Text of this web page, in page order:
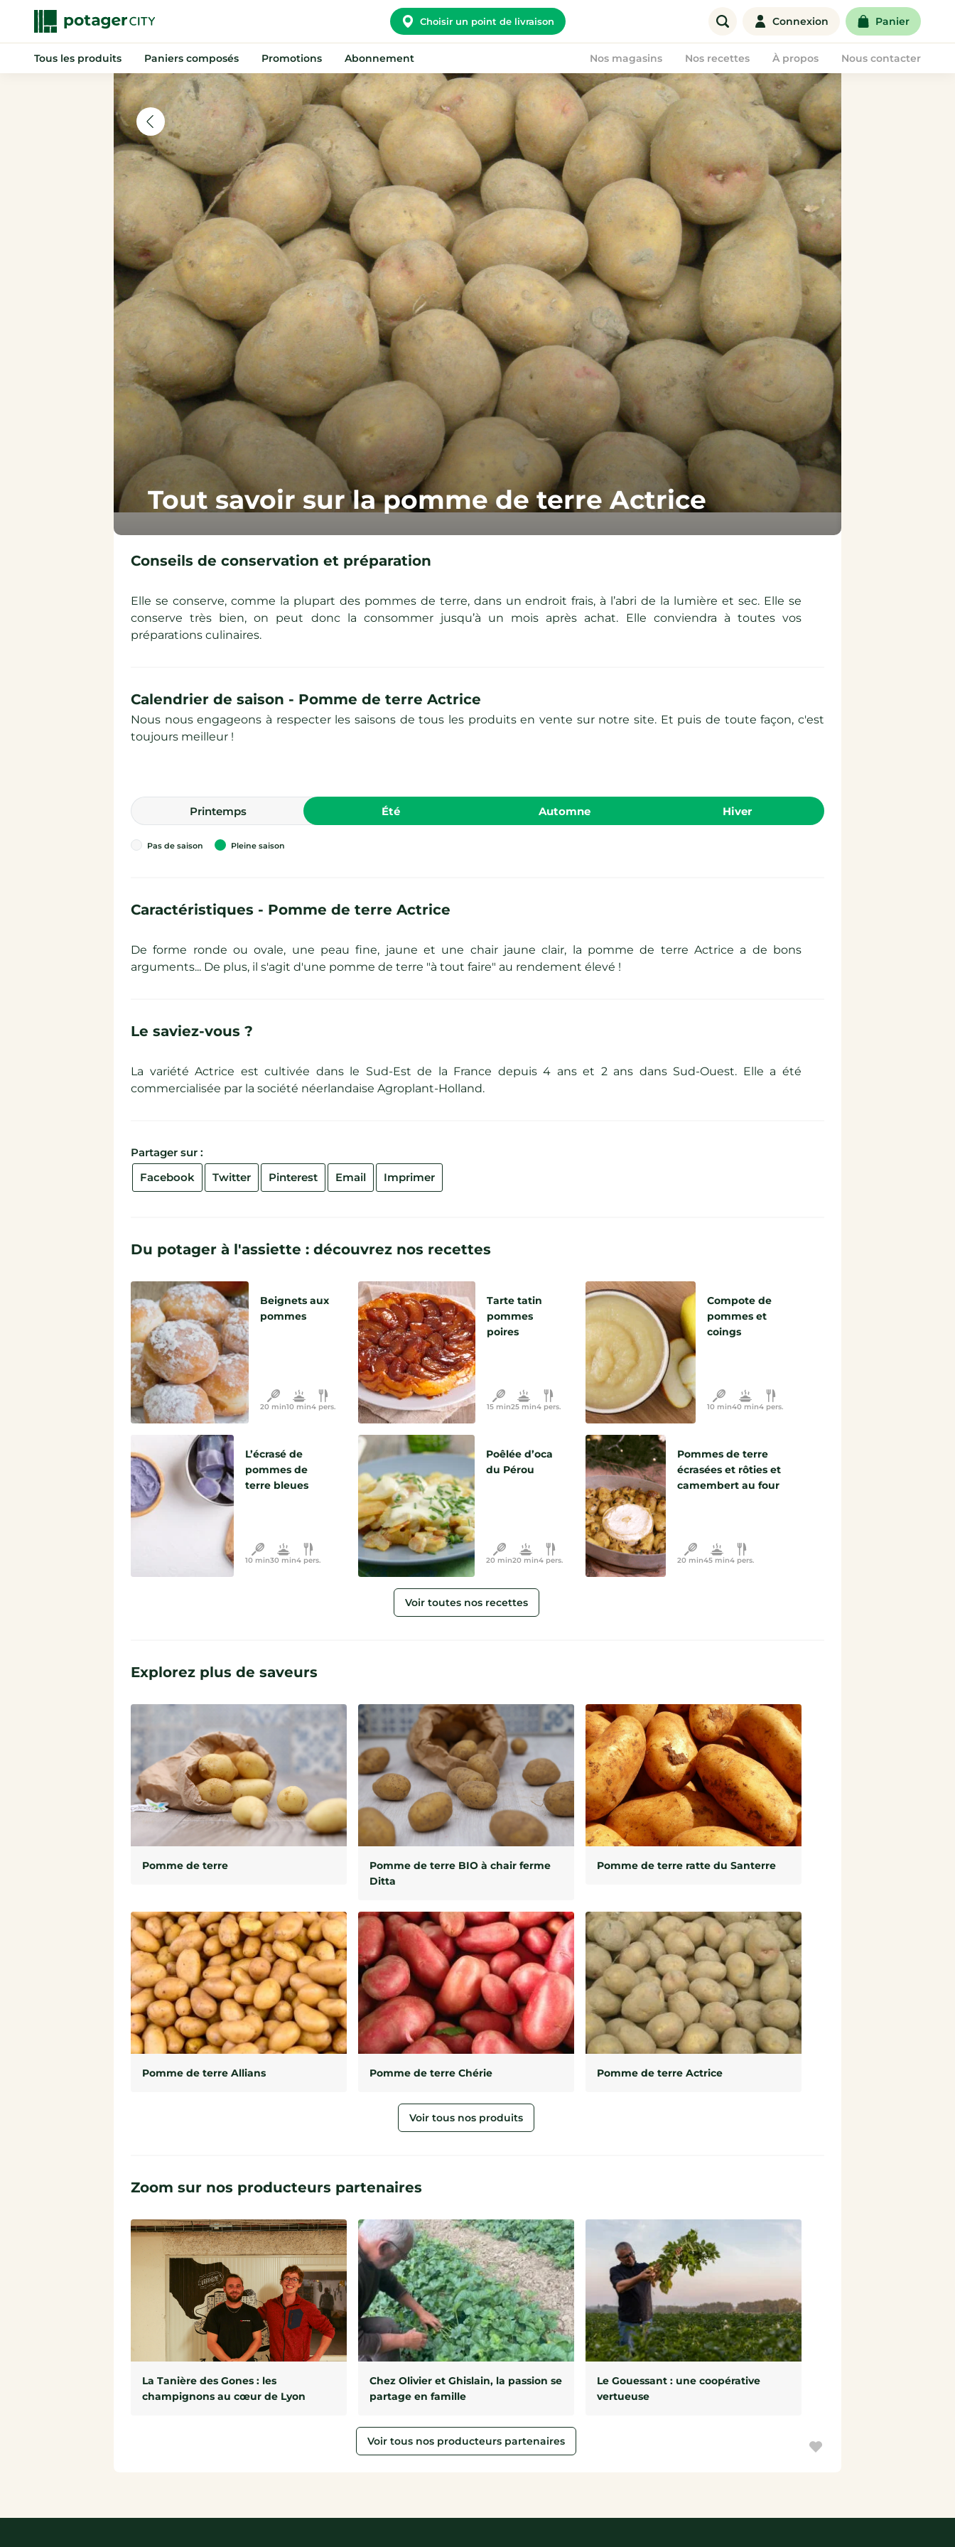
Choisir un point de livraison Connexion Panier
Tous les produits
Nouveautés
Promotions
Indispensables
Épicerie salée
Paniers composés Promotions Abonnement Nos magasins Nos recettes À propos
Potager City
Nos convictions
Notre histoire
Nos points relais
FAQ
Nous rejoindre
Devenir point relais
On recrute !
Offre entreprise
Corbeilles de fruits
Paniers de fruits & légumes
Nous contacter
Tout savoir sur la pomme de terre Actrice
Conseils de conservation et préparation
Elle se conserve, comme la plupart des pommes de terre, dans un endroit frais, à l’abri de la lumière et sec. Elle se
conserve très bien, on peut donc la consommer jusqu’à un mois après achat. Elle conviendra à toutes vos
préparations culinaires.
Calendrier de saison - Pomme de terre Actrice
Nous nous engageons à respecter les saisons de tous les produits en vente sur notre site. Et puis de toute façon, c'est
toujours meilleur !
printemps été automne hiver
Pas de saison Pleine saison
Caractéristiques - Pomme de terre Actrice
De forme ronde ou ovale, une peau fine, jaune et une chair jaune clair, la pomme de terre Actrice a de bons
arguments... De plus, il s'agit d'une pomme de terre "à tout faire" au rendement élevé !
Le saviez-vous ?
La variété Actrice est cultivée dans le Sud-Est de la France depuis 4 ans et 2 ans dans Sud-Ouest. Elle a été
commercialisée par la société néerlandaise Agroplant-Holland.
Partager sur :
Facebook
Twitter Pinterest Email Imprimer
Du potager à l'assiette : découvrez nos recettes
Beignets aux
pommes
20 min10 min4 pers.
Tarte tatin
pommes
poires
15 min25 min4 pers.
Compote de
pommes et
coings
10 min40 min4 pers.
L’écrasé de
pommes de
terre bleues
10 min30 min4 pers.
Poêlée d’oca
du Pérou
20 min20 min4 pers.
Pommes de terre
écrasées et rôties et
camembert au four
20 min45 min4 pers.
Voir toutes nos recettes
Explorez plus de saveurs
Pomme de terre
Pomme de terre BIO à chair ferme
Ditta
Pomme de terre ratte du Santerre
Pomme de terre Allians Pomme de terre Chérie Pomme de terre Actrice
Voir tous nos produits
Zoom sur nos producteurs partenaires
La Tanière des Gones : les
champignons au cœur de Lyon
Chez Olivier et Ghislain, la passion se
partage en famille
Le Gouessant : une coopérative
vertueuse
Voir tous nos producteurs partenaires